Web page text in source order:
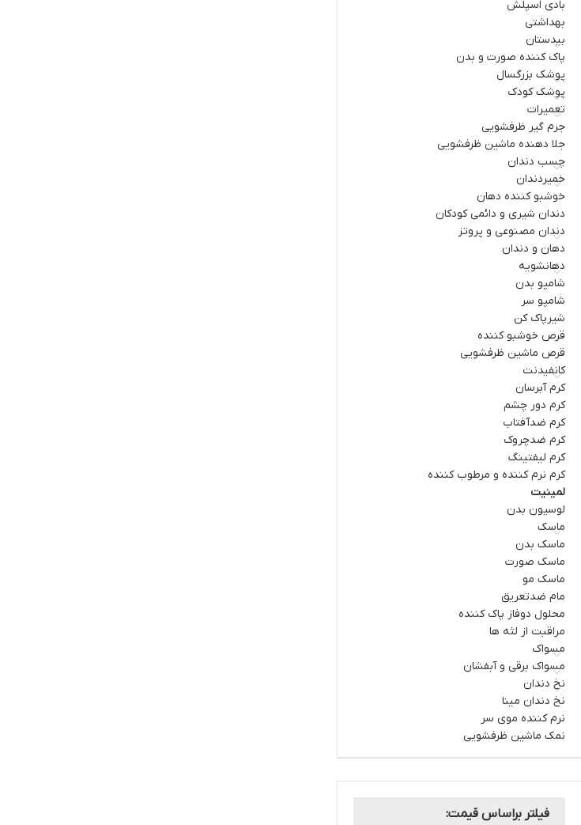
بادی اسپلش
بهداشتی
بیدستان
پاک کننده صورت و بدن
پوشک بزرگسال
پوشک کودک
تعمیرات
جرم گیر ظرفشویی
جلا دهنده ماشین ظرفشویی
چسب دندان
خمیردندان
خوشبو کننده دهان
دندان شیری و دائمی کودکان
دندان مصنوعی و پروتز
دهان و دندان
دهانشویه
شامپو بدن
شامپو سر
شیرپاک کن
قرص خوشبو کننده
قرص ماشین ظرفشویی
کانفیدنت
کرم آبرسان
کرم دور چشم
کرم ضدآفتاب
کرم ضدچروک
کرم لیفتینگ
کرم نرم کننده و مرطوب کننده
لمینیت
لوسیون بدن
ماسک
ماسک بدن
ماسک صورت
ماسک مو
مام ضدتعریق
محلول دوفاز پاک کننده
مراقبت از لثه ها
مسواک
مسواک برقی و آبفشان
نخ دندان
نخ دندان مینا
نرم کننده موی سر
نمک ماشین ظرفشویی
فیلتر براساس قیمت: